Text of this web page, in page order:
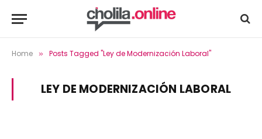
Home » Posts Tagged "Ley de Modernización Laboral"
LEY DE MODERNIZACIÓN LABORAL